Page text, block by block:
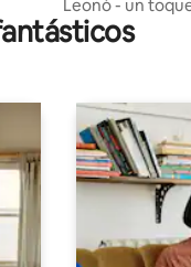
Leonó - un
Principado